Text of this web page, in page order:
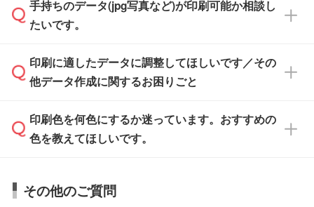
タを1点作成いたします。
積・ご注文フォームにアップロードしてご入稿
ください。
ご入稿後は経験豊富なスタッフがデータに不備
がないかチェックし、お客様と確認してから印
刷に進みますので、ご安心ください。
一部商品は入稿用テンプレートのご用意があり
ます。各商品ページの『印刷方法・テンプレー
入稿用のテンプレートはPDF形式ですが、
IllustratorやPhotoshopで開いてご利用いただけ
方」をご確認ください。
手持ちのデータ(jpg写真など)が印刷可能か相談し
たいです。
印刷に適したデータ・解像度かどうか、担当ス
タッフが事前に確認いたします。
ムへ添付いただくか、担当スタッフ宛にメール
でお送りください。
い合わせください。
印刷に適したデータに調整してほしいです／その
他データ作成に関するお困りごと
データ作成でお困りの際には、担当スタッフが
サポートいたしますのでお気軽にご相談くださ
から添付してお送りください。
印刷色を何色にするか迷っています。おすすめの
色を教えてほしいです。
お見積・ご注文・
相談いただきますと、担当スタッフがお客様の
その他のご質問